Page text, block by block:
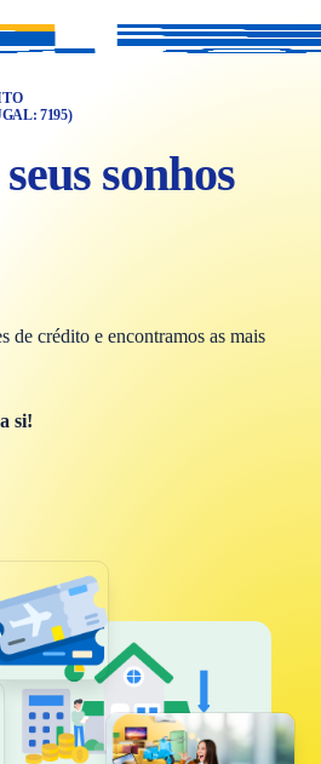
7195)
sonhos
de crédito e encontramos as mais
si!